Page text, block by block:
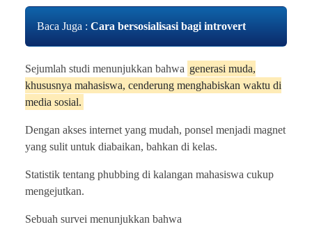
Baca Juga : Cara bersosialisasi bagi introvert
Sejumlah studi menunjukkan bahwa generasi muda,
khususnya mahasiswa, cenderung menghabiskan waktu di
media sosial.
Dengan akses internet yang mudah, ponsel menjadi magnet
yang sulit untuk diabaikan, bahkan di kelas.
Statistik tentang phubbing di kalangan mahasiswa cukup
mengejutkan.
Sebuah survei menunjukkan bahwa